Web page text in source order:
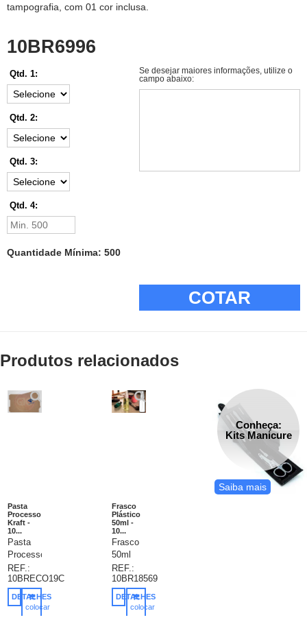
tampografia, com 01 cor inclusa.
10BR6996
Qtd. 1:
Qtd. 2:
Qtd. 3:
Qtd. 4:
Quantidade Mínima: 500
Se desejar maiores informações, utilize o
campo abaixo:
COTAR
Produtos relacionados
Pasta
Processo
Kraft -
10...
Pasta
Processo
Kraft,
com
aba,
produzida
REF.:
10BRECO19C
DETALHES
colocar
Frasco
Plástico
50ml -
10...
Frasco
50ml
produzido
em
plástico
polietileno,
tampa
REF.:
10BR18569
DETALHES
colocar
Conheça:
Kits Manicure
Saiba mais